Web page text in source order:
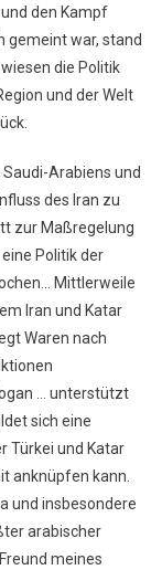
den Kampf
gemeint war, stand
die Politik
und der Welt
Arabiens und
des Iran zu
zur Maßregelung
Politik der
Mittlerweile
Iran und Katar
Waren nach
… unterstützt
sich eine
Türkei und Katar
anknüpfen kann.
und insbesondere
arabischer
meines